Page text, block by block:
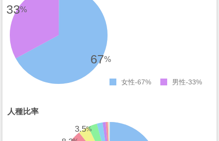
67%
33%
女性 67% 男性 33%
人種比率
3.5%